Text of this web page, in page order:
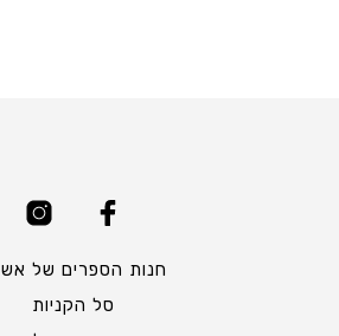
חנות הספרים של
סל הקניות